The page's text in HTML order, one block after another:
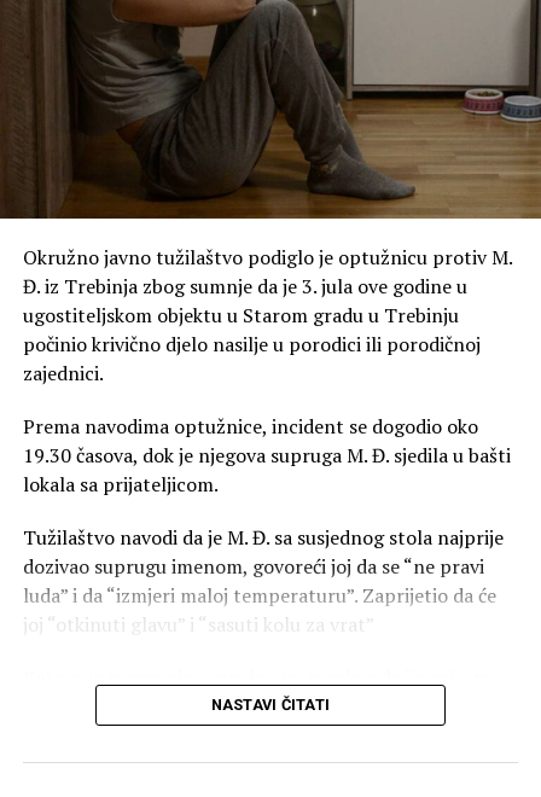
Okružno javno tužilaštvo podiglo je optužnicu protiv M.
Đ. iz Trebinja zbog sumnje da je 3. jula ove godine u
ugostiteljskom objektu u Starom gradu u Trebinju
počinio krivično djelo nasilje u porodici ili porodičnoj
zajednici.
Prema navodima optužnice, incident se dogodio oko
19.30 časova, dok je njegova supruga M. Đ. sjedila u bašti
lokala sa prijateljicom.
Tužilaštvo navodi da je M. Đ. sa susjednog stola najprije
dozivao suprugu imenom, govoreći joj da se “ne pravi
luda” i da “izmjeri maloj temperaturu”. Zaprijetio da će
joj “otkinuti glavu” i “sasuti kolu za vrat”
sok i gubi se kući”, nakon čega joj je, prema optužnici,
za vrat”.
NASTAVI ČITATI